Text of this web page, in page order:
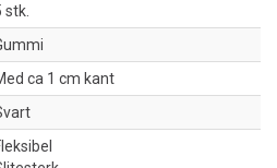
stk.
ca 1 cm kant